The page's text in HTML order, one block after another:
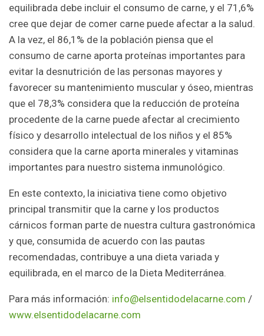
equilibrada debe incluir el consumo de carne, y el 71,6%
cree que dejar de comer carne puede afectar a la salud.
A la vez, el 86,1% de la población piensa que el
consumo de carne aporta proteínas importantes para
evitar la desnutrición de las personas mayores y
favorecer su mantenimiento muscular y óseo, mientras
que el 78,3% considera que la reducción de proteína
procedente de la carne puede afectar al crecimiento
físico y desarrollo intelectual de los niños y el 85%
considera que la carne aporta minerales y vitaminas
importantes para nuestro sistema inmunológico.
En este contexto, la iniciativa tiene como objetivo
principal transmitir que la carne y los productos
cárnicos forman parte de nuestra cultura gastronómica
y que, consumida de acuerdo con las pautas
recomendadas, contribuye a una dieta variada y
equilibrada, en el marco de la Dieta Mediterránea.
Para más información: info@elsentidodelacarne.com /
www.elsentidodelacarne.com